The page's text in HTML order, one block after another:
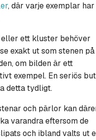
, där varje exemplar
eller ett kluster behöver
exakt ut som stenen på
om bilden är ett
exempel. En seriös
detta tydligt.
och pärlor kan
varandra eftersom de
och ibland valts ut